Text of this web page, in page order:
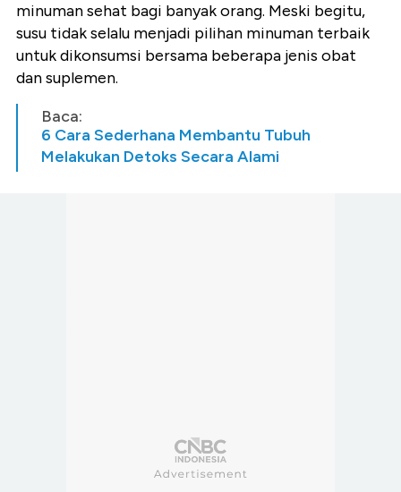
minuman sehat bagi banyak orang. Meski begitu,
susu tidak selalu menjadi pilihan minuman terbaik
untuk dikonsumsi bersama beberapa jenis obat
dan suplemen.
Baca:
6 Cara Sederhana Membantu Tubuh
Melakukan Detoks Secara Alami